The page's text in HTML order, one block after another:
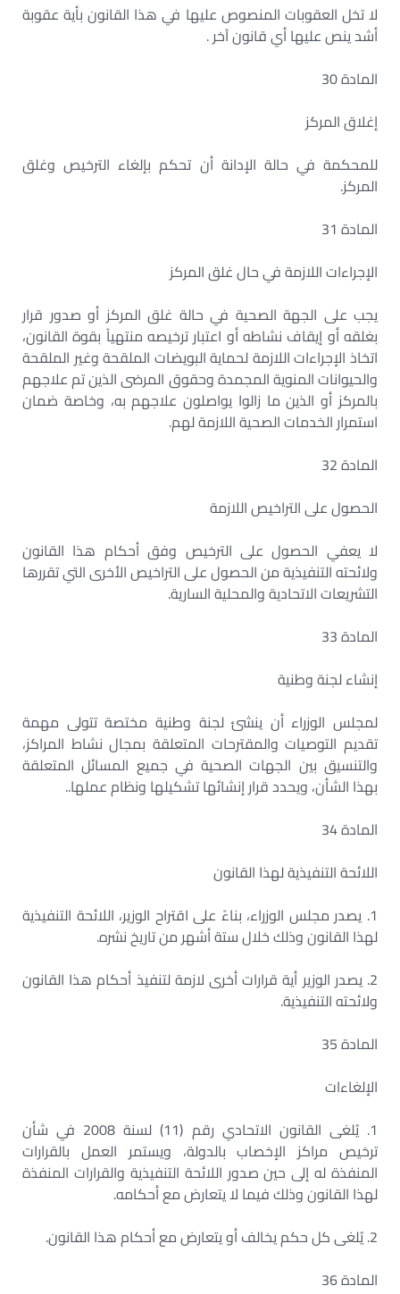
لا تخل العقوبات المنصوص عليها في هذا القانون بأية عقوبة
أشد ينص عليها أي قانون آخر .
المادة 30
إغلاق المركز
للمحكمة في حالة الإدانة أن تحكم بإلغاء الترخيص وغلق
المركز.
المادة 31
الإجراءات اللازمة في حال غلق المركز
يجب على الجهة الصحية في حالة غلق المركز أو صدور قرار
بغلقه أو إيقاف نشاطه أو اعتبار ترخيصه منتهياً بقوة القانون،
اتخاذ الإجراءات اللازمة لحماية البويضات الملقحة وغير الملقحة
والحيوانات المنوية المجمدة وحقوق المرضى الذين تم علاجهم
بالمركز أو الذين ما زالوا يواصلون علاجهم به، وخاصة ضمان
استمرار الخدمات الصحية اللازمة لهم.
المادة 32
الحصول على التراخيص اللازمة
لا يعفي الحصول على الترخيص وفق أحكام هذا القانون
ولائحته التنفيذية من الحصول على التراخيص الأخرى التي تقررها
التشريعات الاتحادية والمحلية السارية.
المادة 33
إنشاء لجنة وطنية
لمجلس الوزراء أن ينشئ لجنة وطنية مختصة تتولى مهمة
تقديم التوصيات والمقترحات المتعلقة بمجال نشاط المراكز،
والتنسيق بين الجهات الصحية في جميع المسائل المتعلقة
بهذا الشأن، ويحدد قرار إنشائها تشكيلها ونظام عملها..
المادة 34
اللائحة التنفيذية لهذا القانون
1. يصدر مجلس الوزراء، بناءً على اقتراح الوزير، اللائحة التنفيذية
لهذا القانون وذلك خلال ستة أشهر من تاريخ نشره.
2. يصدر الوزير أية قرارات أخرى لازمة لتنفيذ أحكام هذا القانون
ولائحته التنفيذية.
المادة 35
الإلغاءات
1. يُلغى القانون الاتحادي رقم (11) لسنة 2008 في شأن
ترخيص مراكز الإخصاب بالدولة، ويستمر العمل بالقرارات
المنفذة له إلى حين صدور اللائحة التنفيذية والقرارات المنفذة
لهذا القانون وذلك فيما لا يتعارض مع أحكامه.
2. يُلغى كل حكم يخالف أو يتعارض مع أحكام هذا القانون.
المادة 36